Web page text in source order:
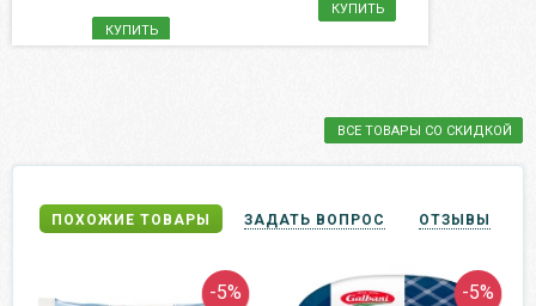
КУПИТЬ
КУПИТЬ
ВСЕ ТОВАРЫ СО СКИДКОЙ
ПОХОЖИЕ ТОВАРЫ ЗАДАТЬ ВОПРОС ОТЗЫВЫ
-5% -5%